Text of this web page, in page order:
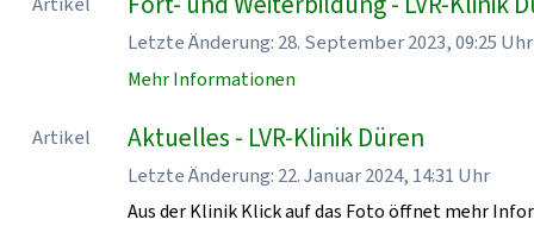
Letzte Änderung: 28. September 2023, 09:25 Uhr
Mehr Informationen
Artikel Aktuelles - LVR-Klinik Düren
Letzte Änderung: 22. Januar 2024, 14:31 Uhr
Aus der Klinik Klick auf das Foto öffnet mehr